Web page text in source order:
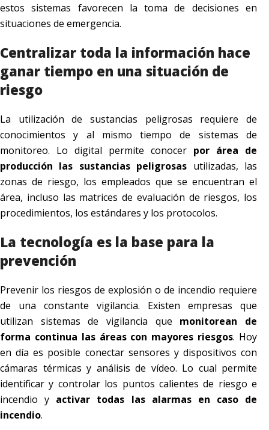
estos sistemas favorecen la toma de decisiones en
situaciones de emergencia.
Centralizar toda la información hace
ganar tiempo en una situación de
riesgo
La utilización de sustancias peligrosas requiere de
conocimientos y al mismo tiempo de sistemas de
monitoreo. Lo digital permite conocer por área de
producción las sustancias peligrosas utilizadas, las
zonas de riesgo, los empleados que se encuentran el
área, incluso las matrices de evaluación de riesgos, los
procedimientos, los estándares y los protocolos.
La tecnología es la base para la
prevención
Prevenir los riesgos de explosión o de incendio requiere
de una constante vigilancia. Existen empresas que
utilizan sistemas de vigilancia que monitorean de
forma continua las áreas con mayores riesgos. Hoy
en día es posible conectar sensores y dispositivos con
cámaras térmicas y análisis de vídeo. Lo cual permite
identificar y controlar los puntos calientes de riesgo e
incendio y activar todas las alarmas en caso de
incendio.